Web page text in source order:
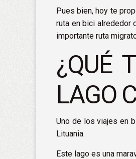
Pues bien, hoy te
ruta en bici alrededor
importante ruta
¿QUÉ
LAGO
Uno de losviajes en
Lituania.
Este lago es una